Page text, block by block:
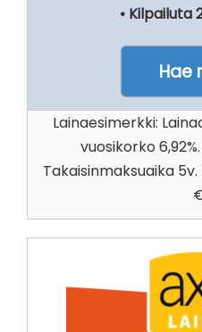
• Kilpailuta
Hae
Lainaesimerkki:
vuosikorko
Takaisinmaksuaika